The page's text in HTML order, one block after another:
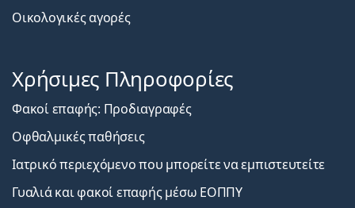
Οικολογικές αγορές
Χρήσιμες Πληροφορίες
Φακοί επαφής: Προδιαγραφές
Οφθαλμικές παθήσεις
Ιατρικό περιεχόμενο που μπορείτε να εμπιστευτείτε
Γυαλιά και φακοί επαφής μέσω ΕΟΠΠΥ